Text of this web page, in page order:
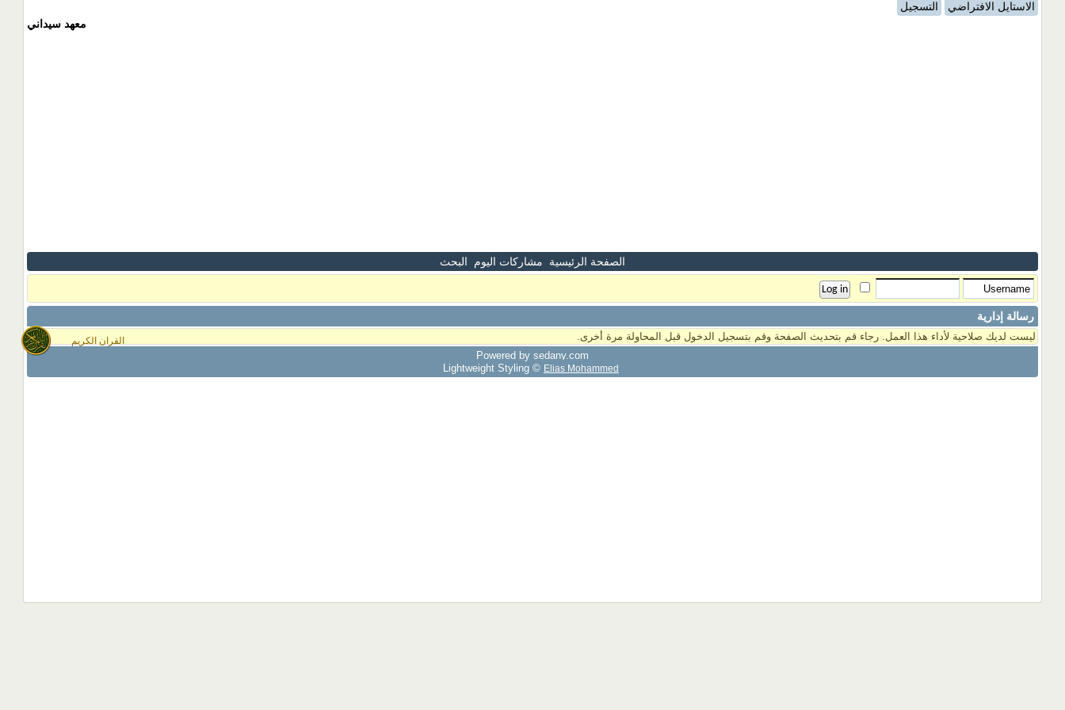
القران الكريم
الاستايل الافتراضي
التسجيل
معهد سيداني
الصفحة الرئيسية مشاركات اليوم البحث
رسالة إدارية
ليست لديك صلاحية لأداء هذا العمل. رجاء قم بتحديث الصفحة وقم بتسجيل الدخول قبل المحاولة مرة أخرى.
Powered by sedany.com
Lightweight Styling © Elias Mohammed